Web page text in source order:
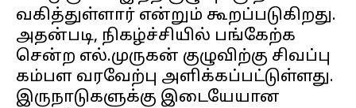
வகித்துள்ளார் என்றும் கூறப்படுகிறது.
அதன்படி, நிகழ்ச்சியில் பங்கேற்க
சென்ற எல்.முருகன் குழுவிற்கு சிவப்பு
கம்பள வரவேற்பு அளிக்கப்பட்டுள்ளது.
இருநாடுகளுக்கு இடையேயான